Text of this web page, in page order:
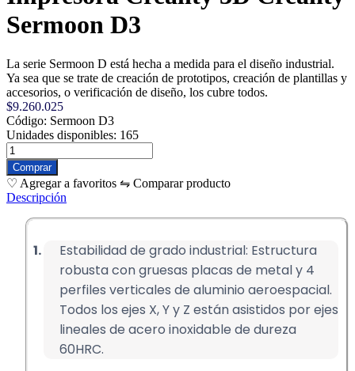
Sermoon D3
La serie Sermoon D está hecha a medida para el diseño industrial.
Ya sea que se trate de creación de prototipos, creación de plantillas y
accesorios, o verificación de diseño, los cubre todos.
$9.260.025
Código: Sermoon D3
Unidades disponibles: 165
♡ Agregar a favoritos ⇋ Comparar producto
Descripción
Estabilidad de grado industrial: Estructura
robusta con gruesas placas de metal y 4
perfiles verticales de aluminio aeroespacial.
Todos los ejes X, Y y Z están asistidos por ejes
lineales de acero inoxidable de dureza
60HRC.